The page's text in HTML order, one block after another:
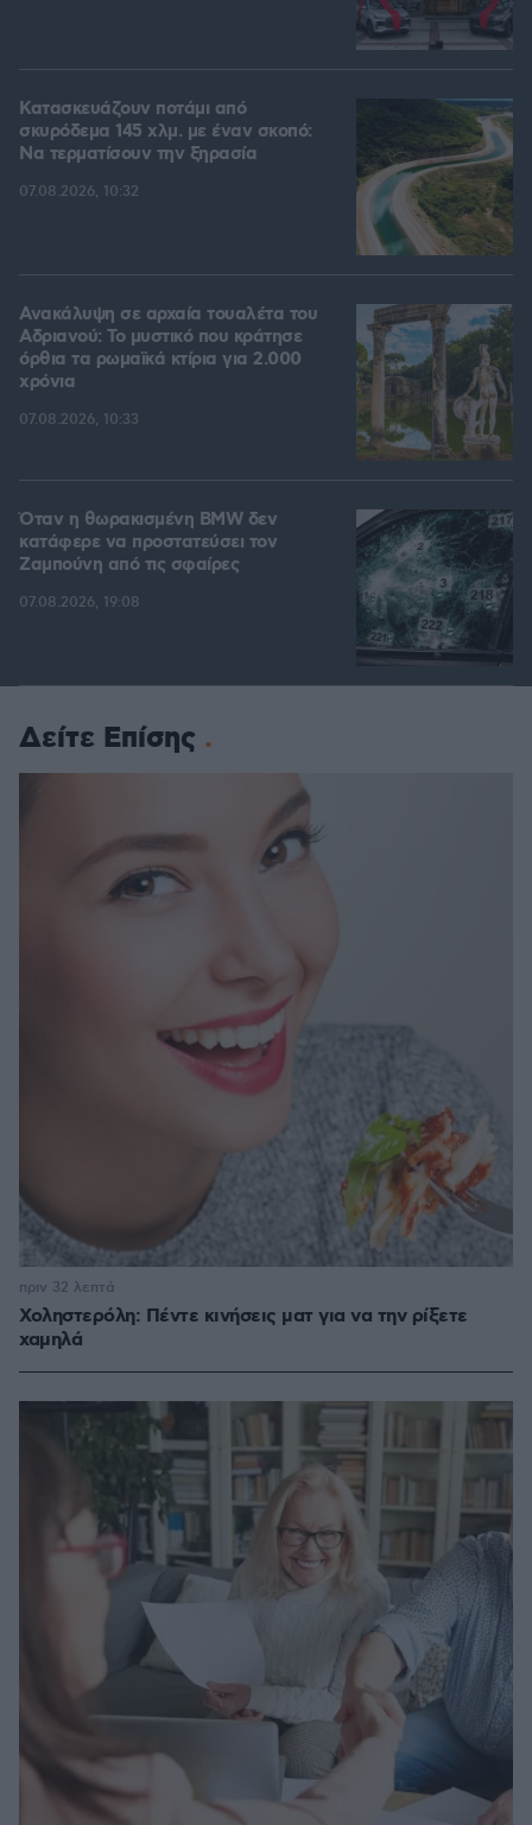
Κατασκευάζουν ποτάμι από
σκυρόδεμα 145 χλμ. με έναν σκοπό:
Να τερματίσουν την ξηρασία
07.08.2026, 10:32
Ανακάλυψη σε αρχαία τουαλέτα του
Αδριανού: Το μυστικό που κράτησε
όρθια τα ρωμαϊκά κτίρια για 2.000
χρόνια
07.08.2026, 10:33
Όταν η θωρακισμένη BMW δεν
κατάφερε να προστατεύσει τον
Ζαμπούνη από τις σφαίρες
07.08.2026, 19:08
Δείτε Επίσης
Χοληστερόλη: Πέντε κινήσεις ματ για να την ρίξετε
χαμηλά
πριν 32 λεπτά